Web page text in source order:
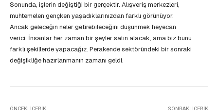
Sonunda, işlerin değiştiği bir gerçektir. Alışveriş merkezleri,
muhtemelen gençken yaşadıklarınızdan farklı görünüyor.
Ancak geleceğin neler getirebileceğini düşünmek heyecan
verici. İnsanlar her zaman bir şeyler satın alacak, ama biz bunu
farklı şekillerde yapacağız. Perakende sektöründeki bir sonraki
değişikliğe hazırlanmanın zamanı geldi.